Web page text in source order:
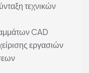
τεχνικών
CAD
εργασιών